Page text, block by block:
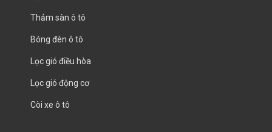
Thảm sàn ô tô
Bóng đèn ô tô
Lọc gió điều hòa
Lọc gió động cơ
Còi xe ô tô